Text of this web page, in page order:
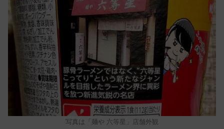
写真は「麺や 六等星」店舗外観